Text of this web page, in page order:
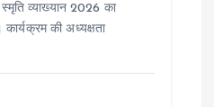
व्याख्यान 2026 का
की अध्यक्षता